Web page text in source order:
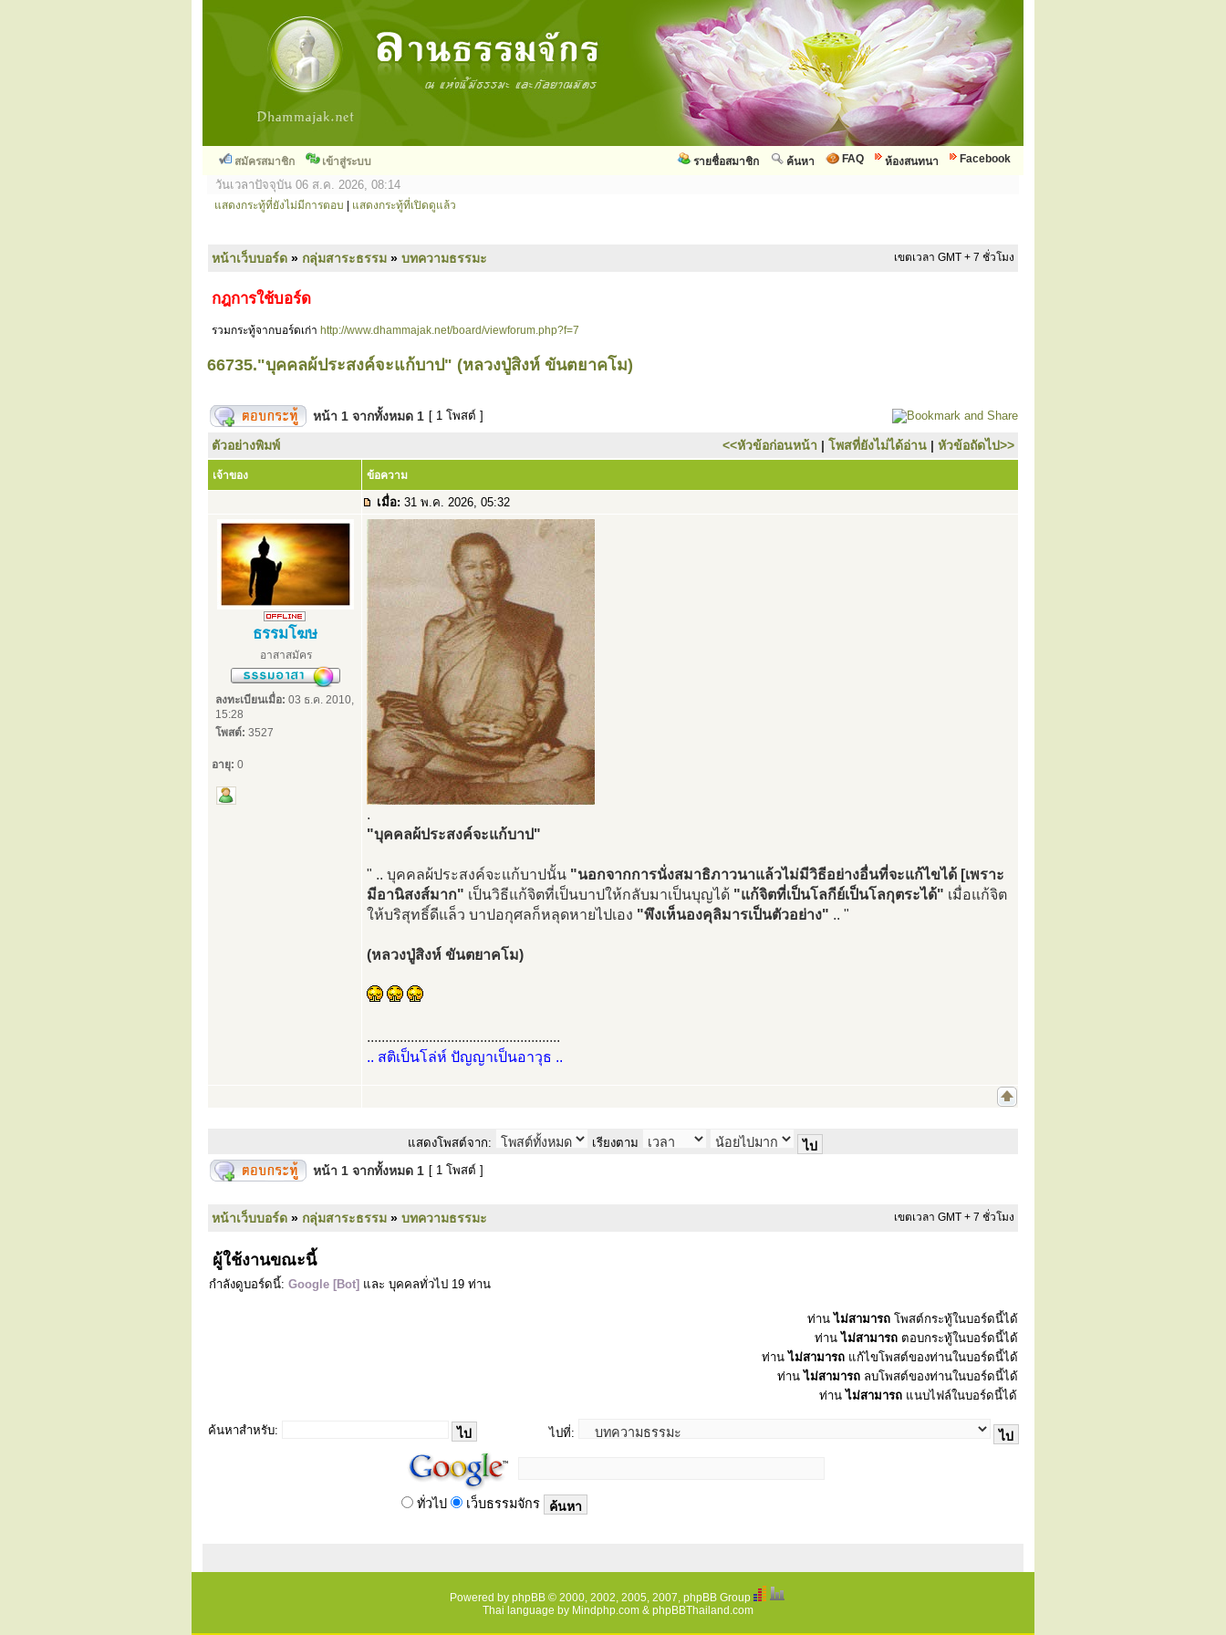
สมัครสมาชิก เข้าสู่ระบบ Facebook
ห้องสนทนา
FAQ
ค้นหา
รายชื่อสมาชิก
วันเวลาปัจจุบัน 06 ส.ค. 2026, 08:14
แสดงกระทู้ที่ยังไม่มีการตอบ แสดงกระทู้ที่เปิดดูแล้ว
หน้าเว็บบอร์ด » กลุ่มสาระธรรม » บทความธรรมะ เขตเวลา GMT + 7 ชั่วโมง
กฎการใช้บอร์ด
รวมกระทู้จากบอร์ดเก่า http://www.dhammajak.net/board/viewforum.php?f=7
66735."บุคคลผ้ประสงค์จะแก้บาป" (หลวงปู่สิงห์ ขันตยาคโม)
หน้า 1 จากทั้งหมด 1 [ 1 โพสต์ ]
ตัวอย่างพิมพ์ <<หัวข้อก่อนหน้า | โพสที่ยังไม่ได้อ่าน | หัวข้อถัดไป>>
เจ้าของ ข้อความ
เมื่อ: 31 พ.ค. 2026, 05:32
ธรรมโฆษ
อาสาสมัคร
ลงทะเบียนเมื่อ: 03 ธ.ค. 2010,
15:28
โพสต์: 3527
อายุ: 0
.
"บุคคลผ้ประสงค์จะแก้บาป"
" .. บุคคลผ้ประสงค์จะแก้บาปนั้น "นอกจากการนั่งสมาธิภาวนาแล้วไม่มีวิธีอย่างอื่นที่จะแก้ไขได้ [เพราะ
มีอานิสงส์มาก" เป็นวิธีแก้จิตที่เป็นบาปให้กลับมาเป็นบุญได้ "แก้จิตที่เป็นโลกีย์เป็นโลกุตระได้" เมื่อแก้จิต
ให้บริสุทธิ์ดีแล็ว บาปอกุศลก็หลุดหายไปเอง "พึงเห็นองคุลิมารเป็นตัวอย่าง" .. "
(หลวงปู่สิงห์ ขันตยาคโม)
.....................................................
.. สติเป็นโล่ห์ ปัญญาเป็นอาวุธ ..
แสดงโพสต์จาก: เรียงตาม
หน้า 1 จากทั้งหมด 1 [ 1 โพสต์ ]
หน้าเว็บบอร์ด » กลุ่มสาระธรรม » บทความธรรมะ เขตเวลา GMT + 7 ชั่วโมง
ผู้ใช้งานขณะนี้
กำลังดูบอร์ดนี้: Google [Bot] และ บุคคลทั่วไป 19 ท่าน
ท่านไม่สามารถ โพสต์กระทู้ในบอร์ดนี้ได้
ท่านไม่สามารถ ตอบกระทู้ในบอร์ดนี้ได้
ท่านไม่สามารถ แก้ไขโพสต์ของท่านในบอร์ดนี้ได้
ท่านไม่สามารถ ลบโพสต์ของท่านในบอร์ดนี้ได้
ท่านไม่สามารถ แนบไฟล์ในบอร์ดนี้ได้
ค้นหาสำหรับ: ไปที่:
ทั่วไป เว็บธรรมจักร
Powered by phpBB © 2000, 2002, 2005, 2007, phpBB Group
Thai language by Mindphp.com& phpBBThailand.com